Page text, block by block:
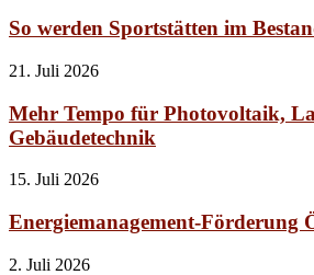
So werden Sportstätten im
21. Juli 2026
Mehr Tempo für Photovoltaik,
Gebäudetechnik
15. Juli 2026
Energiemanagement-Förderung
2. Juli 2026